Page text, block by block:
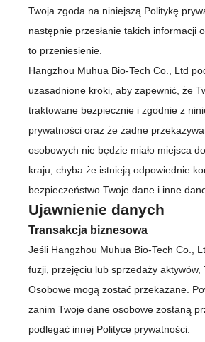
Twoja zgoda na niniejszą Politykę
następnie przesłanie takich informacji
to przeniesienie.
Hangzhou Muhua Bio-Tech Co., Ltd
uzasadnione kroki, aby zapewnić, że
traktowane bezpiecznie i zgodnie z
prywatności oraz że żadne
osobowych nie będzie miało miejsca
kraju, chyba że istnieją odpowiednie
bezpieczeństwo Twoje dane i inne
Ujawnienie danych
Transakcja biznesowa
Jeśli Hangzhou Muhua Bio-Tech Co.,
fuzji, przejęciu lub sprzedaży aktywów,
Osobowe mogą zostać przekazane.
zanim Twoje dane osobowe zostaną
podlegać innej Polityce prywatności.